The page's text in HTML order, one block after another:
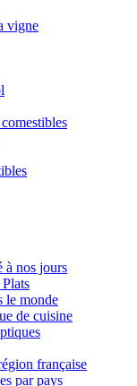
vigne
à nos jours
le monde
de cuisine
française
par pays